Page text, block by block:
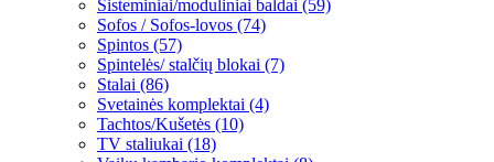
Sisteminiai/moduliniai baldai (59)
Sofos / Sofos-lovos (74)
Spintos (57)
Spintelės/ stalčių blokai (7)
Stalai (86)
Svetainės komplektai (4)
Tachtos/Kušetės (10)
TV staliukai (18)